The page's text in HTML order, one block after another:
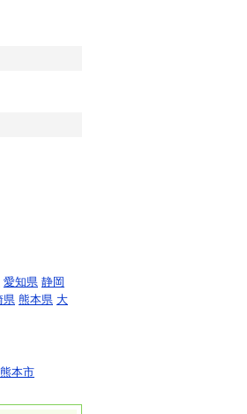
愛知県 静岡
県 熊本県 大
熊本市